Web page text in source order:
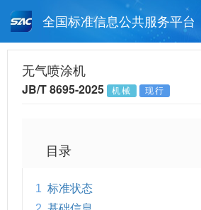
全国标准信息公共服务平台
月报查询 标准公告查询
无气喷涂机
JB/T 8695-2025 机械 现行
目录
1 标准状态